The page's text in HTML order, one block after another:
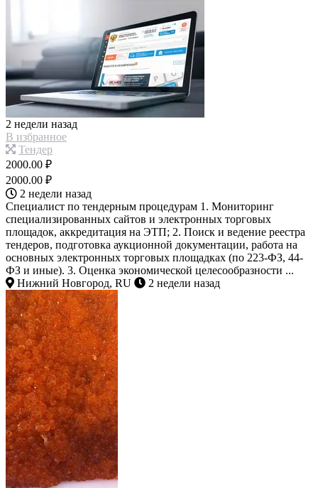
2 недели назад
В избранное
Тендер
2000.00 ₽
2000.00 ₽
2 недели назад
Специалист по тендерным процедурам 1. Мониторинг
специализированных сайтов и электронных торговых
площадок, аккредитация на ЭТП; 2. Поиск и ведение реестра
тендеров, подготовка аукционной документации, работа на
основных электронных торговых площадках (по 223-ФЗ, 44-
ФЗ и иные). 3. Оценка экономической целесообразности ...
Нижний Новгород, RU
2 недели назад